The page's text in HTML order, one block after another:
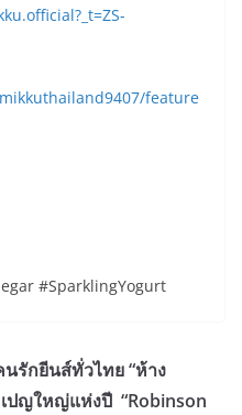
feature
#SparklingYogurt
รักยีนส์ทั่วไทย “ห้าง
ปญใหญ่แห่งปี “Robinson